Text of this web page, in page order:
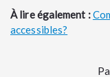
À lire également :
accessibles?